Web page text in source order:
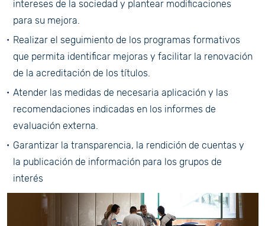
intereses de la sociedad y plantear modificaciones
para su mejora.
Realizar el seguimiento de los programas formativos
que permita identificar mejoras y facilitar la renovación
de la acreditación de los títulos.
Atender las medidas de necesaria aplicación y las
recomendaciones indicadas en los informes de
evaluación externa.
Garantizar la transparencia, la rendición de cuentas y
la publicación de información para los grupos de
interés